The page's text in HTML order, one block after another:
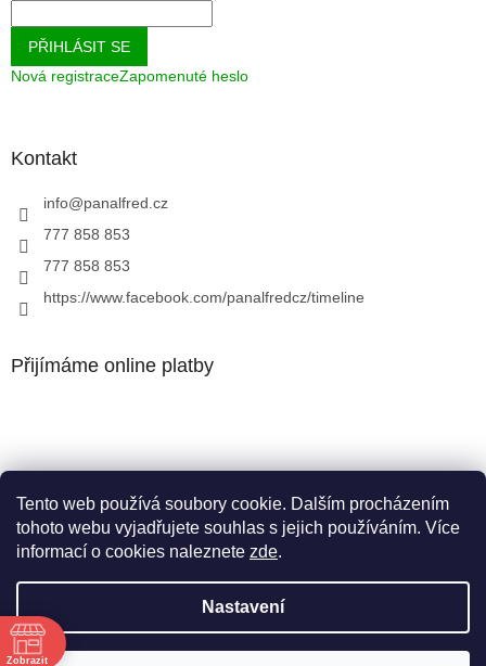
Tento web používá soubory cookie. Dalším procházením
tohoto webu vyjadřujete souhlas s jejich používáním. Více
informací o cookies naleznete zde.
Nastavení
PŘIHLÁSIT SE
Nová registraceZapomenuté heslo
Kontakt
info@panalfred.cz
777 858 853
777 858 853
https://www.facebook.com/panalfredcz/timeline
Přijímáme online platby
Facebook
Vytvořil Shoptet
Zobrazit